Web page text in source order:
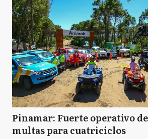
Pinamar: Fuerte operativo
multas para cuatriciclos